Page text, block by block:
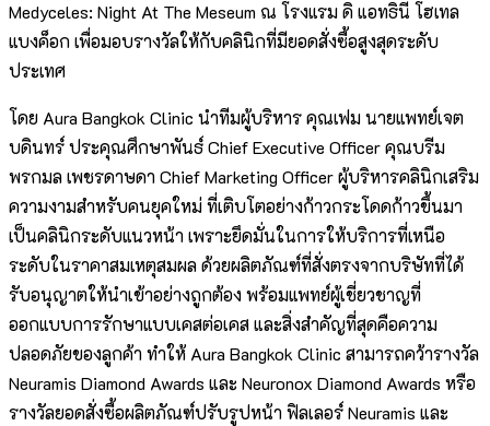
Medyceles: Night At The Meseum ณ โรงแรม ดิ แอทธินี โฮเทล
แบงค็อก เพื่อมอบรางวัลให้กับคลินิกที่มียอดสั่งซื้อสูงสุดระดับ
ประเทศ
โดย Aura Bangkok Clinic นำทีมผู้บริหาร คุณเฟม นายแพทย์เจต
บดินทร์ ประคุณศึกษาพันธ์ Chief Executive Officer คุณบรีม
พรกมล เพชรดาษดา Chief Marketing Officer ผู้บริหารคลินิกเสริม
ความงามสำหรับคนยุคใหม่ ที่เติบโตอย่างก้าวกระโดดก้าวขึ้นมา
เป็นคลินิกระดับแนวหน้า เพราะยึดมั่นในการให้บริการที่เหนือ
ระดับในราคาสมเหตุสมผล ด้วยผลิตภัณฑ์ที่สั่งตรงจากบริษัทที่ได้
รับอนุญาตให้นำเข้าอย่างถูกต้อง พร้อมแพทย์ผู้เชี่ยวชาญที่
ออกแบบการรักษาแบบเคสต่อเคส และสิ่งสำคัญที่สุดคือความ
ปลอดภัยของลูกค้า ทำให้ Aura Bangkok Clinic สามารถคว้ารางวัล
Neuramis Diamond Awards และ Neuronox Diamond Awards หรือ
รางวัลยอดสั่งซื้อผลิตภัณฑ์ปรับรูปหน้า ฟิลเลอร์ Neuramis และ